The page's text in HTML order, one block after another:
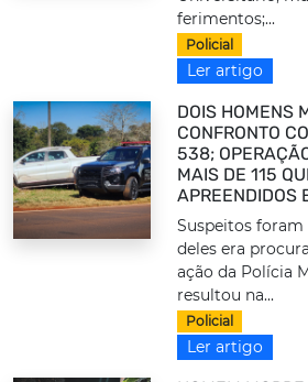
ferimentos;...
Policial
Ler artigo
DOIS HOMENS
CONFRONTO
538;
MAIS DE 115
APREENDIDOS
Suspeitos
deles era
ação da Polícia
resultou na...
Policial
Ler artigo